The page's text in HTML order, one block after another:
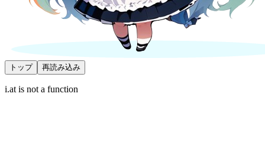
トップ 再読み込み
i.at is not a function